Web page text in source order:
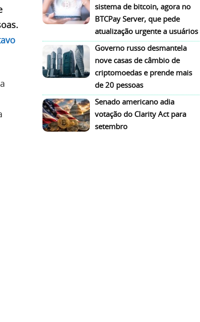
sistema de bitcoin, agora no
BTCPay Server, que pede
atualização urgente a usuários
Governo russo desmantela
nove casas de câmbio de
criptomoedas e prende mais
de 20 pessoas
Senado americano adia
votação do Clarity Act para
setembro